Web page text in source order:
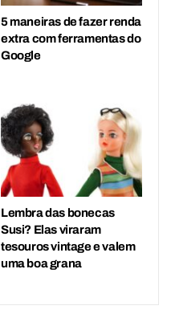
5 maneiras de fazer renda
extra com ferramentas do
Google
Lembra das bonecas
Susi? Elas viraram
tesouros vintage e valem
uma boa grana